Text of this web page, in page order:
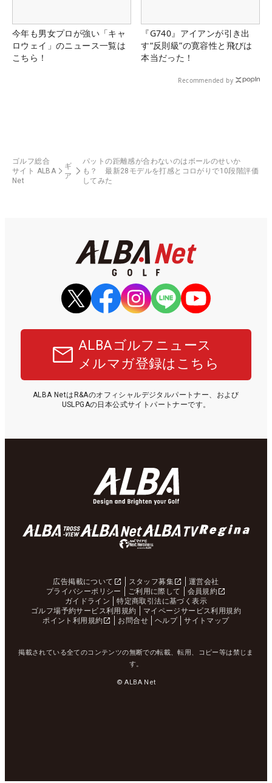
今年も男女プロが強い「キャ
ロウェイ」のニュース一覧は
こちら！
『G740』アイアンが引き出
す“反則級”の寛容性と飛びは
本当だった！
Recommended by
ゴルフ総合
サイト ALBA
Net
ギ
ア
パットの距離感が合わないのはボールのせいか
も？ 最新28モデルを打感とコロがりで10段階評価
してみた
ALBAゴルフニュース
メルマガ登録はこちら
ALBA NetはR&Aのオフィシャルデジタルパートナー、および
USLPGAの日本公式サイトパートナーです。
広告掲載について スタッフ募集
運営会社
プライバシーポリシー
ご利用に際して
会員規約
ガイドライン
特定商取引法に基づく表示
ゴルフ場予約サービス利用規約
マイページサービス利用規約
ポイント利用規約
お問合せ ヘルプ サイトマップ
掲載されている全てのコンテンツの無断での転載、転用、コピー等は禁じま
す。
© ALBA Net